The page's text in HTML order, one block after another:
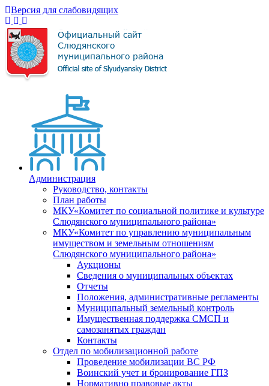
Версия для слабовидящих
Администрация
Руководство, контакты
План работы
МКУ«Комитет по социальной политике и культуре
Слюдянского муниципального района»
МКУ«Комитет по управлению муниципальным
имуществом и земельным отношениям
Слюдянского муниципального района»
Аукционы
Сведения о муниципальных объектах
Отчеты
Положения, административные регламенты
Муниципальный земельный контроль
Имущественная поддержка СМСП и
самозанятых граждан
Контакты
Отдел по мобилизационной работе
Проведение мобилизации ВС РФ
Воинский учет и бронирование ГПЗ
Нормативно правовые акты